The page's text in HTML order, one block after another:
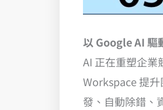
以 Google AI 驅
AI 正在重塑企
Workspace 提
發、自動除錯、